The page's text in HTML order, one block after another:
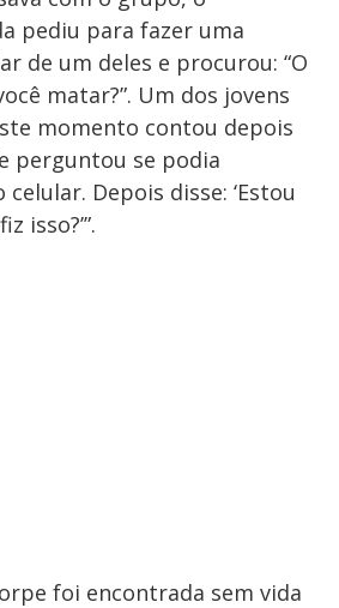
pediu para fazer uma
de um deles e procurou: “O
matar?”. Um dos jovens
momento contou depois
perguntou se podia
Depois disse: ‘Estou
isso?’”.
foi encontrada sem vida